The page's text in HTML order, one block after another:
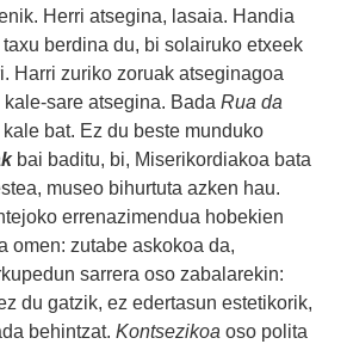
Herri atsegina, lasaia. Handia
berdina du, bi solairuko etxeek
Harri zuriko zoruak atseginagoa
sare atsegina. BadaRua da
bat. Ez du beste munduko
bai baditu, bi, Miserikordiakoa bata
museo bihurtuta azken hau.
errenazimendua hobekien
omen: zutabe askokoa da,
sarrera oso zabalarekin:
du gatzik, ez edertasun estetikorik,
behintzat.Kontsezikoaoso polita